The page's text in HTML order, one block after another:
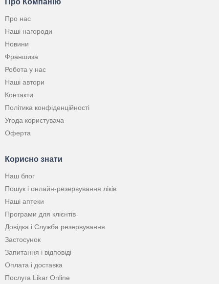
Про Компанію
Про нас
Наші нагороди
Новини
Франшиза
Робота у нас
Наші автори
Контакти
Політика конфіденційності
Угода користувача
Оферта
Корисно знати
Наш блог
Пошук і онлайн-резервування ліків
Наші аптеки
Програми для клієнтів
Довідка і Служба резервування
Застосунок
Запитання і відповіді
Оплата і доставка
Послуга Likar Online